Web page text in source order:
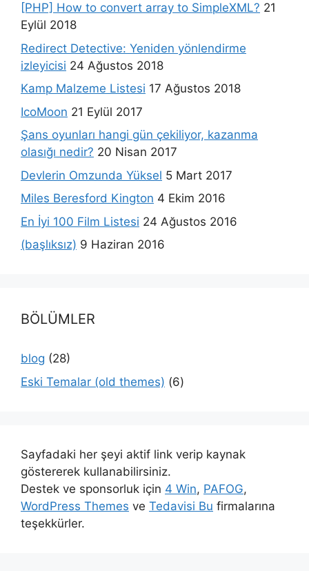
[PHP] How to convert array to SimpleXML? 21
Eylül 2018
Redirect Detective: Yeniden yönlendirme
izleyicisi 24 Ağustos 2018
Kamp Malzeme Listesi 17 Ağustos 2018
IcoMoon 21 Eylül 2017
Şans oyunları hangi gün çekiliyor, kazanma
olasığı nedir? 20 Nisan 2017
Devlerin Omzunda Yüksel 5 Mart 2017
Miles Beresford Kington 4 Ekim 2016
En İyi 100 Film Listesi 24 Ağustos 2016
(başlıksız) 9 Haziran 2016
BÖLÜMLER
blog (28)
Eski Temalar (old themes) (6)
Sayfadaki her şeyi aktif link verip kaynak
göstererek kullanabilirsiniz.
Destek ve sponsorluk için 4 Win, PAFOG,
WordPress Themes ve Tedavisi Bu firmalarına
teşekkürler.